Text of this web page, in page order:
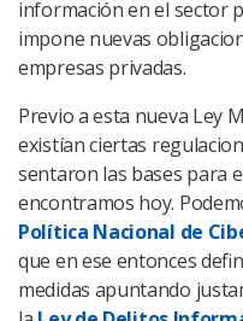
información en el sector
impone nuevas
empresas privadas.
Previo a esta nueva Ley
existían ciertas
sentaron las bases para
encontramos hoy.
Política Nacional de
que en ese entonces
medidas apuntando